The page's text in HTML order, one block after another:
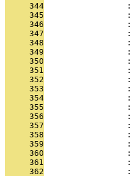
     344
                 :
     345
                 :
     346
                 :
     347
                 :
     348
                 :
     349
                 :
     350
                 :
     351
                 :
     352
                 :
     353
                 :
     354
                 :
     355
                 :
     356
                 :
     357
                 :
     358
                 :
     359
                 :
     360
                 :
     361
                 :
     362
                 :